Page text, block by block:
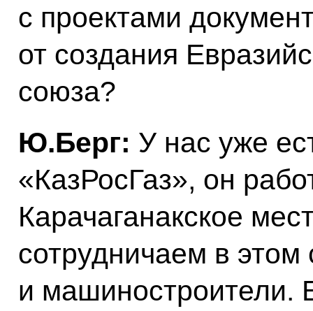
с проектами
от создания
союза?
Ю.Берг: У нас уже
«КазРосГаз», он
Карачаганакское
сотрудничаем в
и машиностроители.